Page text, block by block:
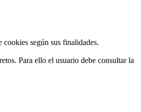
según sus finalidades.
Para ello el usuario debe consultar la